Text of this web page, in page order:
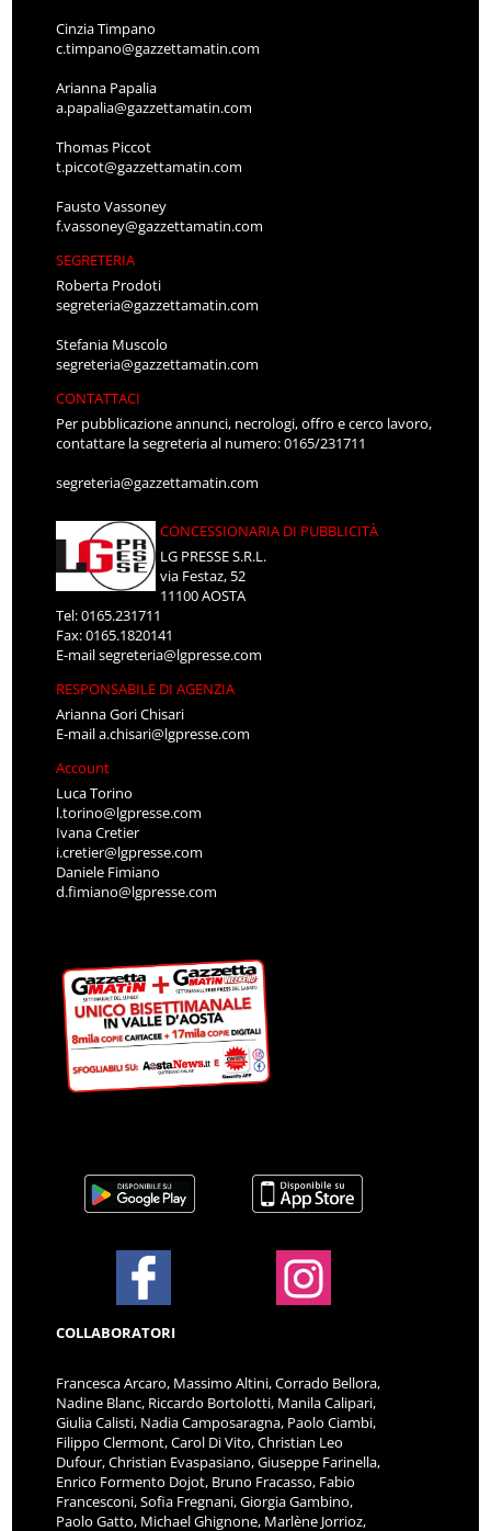
Cinzia Timpano
c.timpano@gazzettamatin.com
Arianna Papalia
a.papalia@gazzettamatin.com
Thomas Piccot
t.piccot@gazzettamatin.com
Fausto Vassoney
f.vassoney@gazzettamatin.com
SEGRETERIA
Roberta Prodoti
segreteria@gazzettamatin.com
Stefania Muscolo
segreteria@gazzettamatin.com
CONTATTACI
Per pubblicazione annunci, necrologi, offro e cerco lavoro,
contattare la segreteria al numero: 0165/231711
segreteria@gazzettamatin.com
CONCESSIONARIA DI PUBBLICITÀ
LG PRESSE S.R.L.
via Festaz, 52
11100 AOSTA
Tel: 0165.231711
Fax: 0165.1820141
E-mailsegreteria@lgpresse.com
RESPONSABILE DI AGENZIA
Arianna Gori Chisari
E-maila.chisari@lgpresse.com
Account
Luca Torino
l.torino@lgpresse.com
Ivana Cretier
i.cretier@lgpresse.com
Daniele Fimiano
d.fimiano@lgpresse.com
COLLABORATORI
Francesca Arcaro, Massimo Altini, Corrado Bellora,
Nadine Blanc, Riccardo Bortolotti, Manila Calipari,
Giulia Calisti, Nadia Camposaragna, Paolo Ciambi,
Filippo Clermont, Carol Di Vito, Christian Leo
Dufour, Christian Evaspasiano, Giuseppe Farinella,
Enrico Formento Dojot, Bruno Fracasso, Fabio
Francesconi, Sofia Fregnani, Giorgia Gambino,
Paolo Gatto, Michael Ghignone, Marlène Jorrioz,